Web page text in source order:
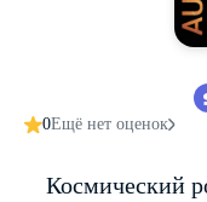
0Ещё нет оценок
Космический